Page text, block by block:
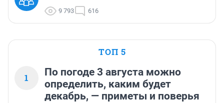
9 793 616
ТОП 5
1
По погоде 3 августа можно
определить, каким будет
декабрь, — приметы и поверья